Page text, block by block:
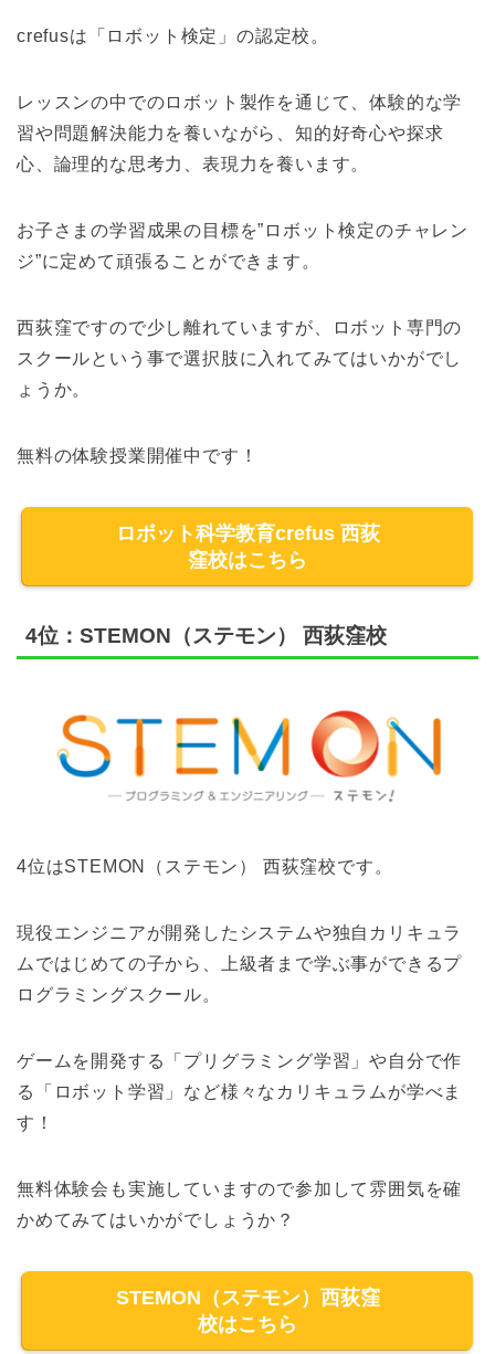
crefusは「ロボット検定」の認定校。
レッスンの中でのロボット製作を通じて、体験的な学
習や問題解決能力を養いながら、知的好奇心や探求
心、論理的な思考力、表現力を養います。
お子さまの学習成果の目標を”ロボット検定のチャレン
ジ”に定めて頑張ることができます。
西荻窪ですので少し離れていますが、ロボット専門の
スクールという事で選択肢に入れてみてはいかがでし
ょうか。
無料の体験授業開催中です！
ロボット科学教育crefus 西荻
窪校はこちら
4位：STEMON（ステモン） 西荻窪校
4位はSTEMON（ステモン） 西荻窪校です。
現役エンジニアが開発したシステムや独自カリキュラ
ムではじめての子から、上級者まで学ぶ事ができるプ
ログラミングスクール。
ゲームを開発する「プリグラミング学習」や自分で作
る「ロボット学習」など様々なカリキュラムが学べま
す！
無料体験会も実施していますので参加して雰囲気を確
かめてみてはいかがでしょうか？
STEMON（ステモン）西荻窪
校はこちら